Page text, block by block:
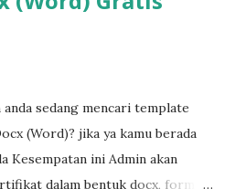
sedang mencari template
(Word)? jika ya kamu berada
Kesempatan ini Admin akan
dalam bentuk docx, format